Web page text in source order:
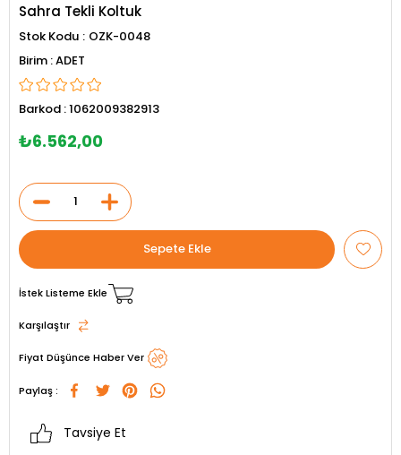
Sahra Tekli Koltuk
Stok Kodu
OZK-0048
ADET
Barkod :1062009382913
₺6.562,00
İstek Listeme Ekle
Karşılaştır
Fiyat Düşünce Haber Ver
Paylaş :
Tavsiye Et